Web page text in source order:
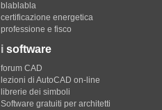
blablabla
certificazione energetica
professione e fisco
i software
forum CAD
lezioni di AutoCAD on-line
librerie dei simboli
Software gratuiti per architetti